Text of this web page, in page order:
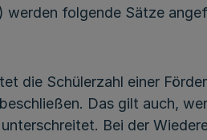
) werden folgende Sätze
die Schülerzahl einer
Das gilt auch,
Bei der